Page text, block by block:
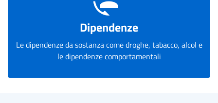
Dipendenze
Le dipendenze da sostanza come droghe, tabacco, alcol e
le dipendenze comportamentali